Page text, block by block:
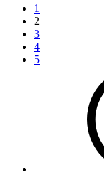
1
2
3
4
5